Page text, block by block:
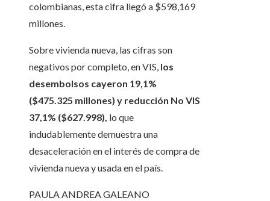
colombianas, esta cifra llegó a $598,169
millones.
Sobre vivienda nueva, las cifras son
negativos por completo, en VIS, los
desembolsos cayeron 19,1%
($475.325 millones) y reducción No VIS
37,1% ($627.998), lo que
indudablemente demuestra una
desaceleración en el interés de compra de
vivienda nueva y usada en el país.
PAULA ANDREA GALEANO